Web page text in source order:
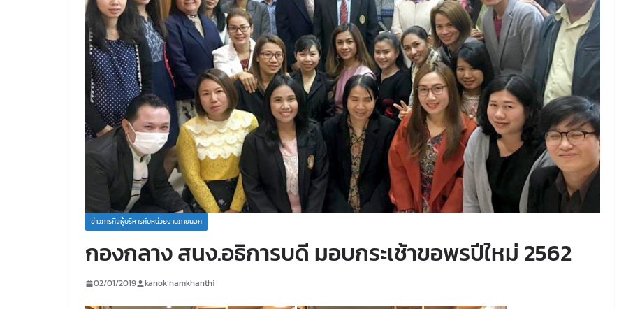
ข่าวภารกิจผู้บริหารกับหน่วยงานภายนอก
กองกลาง สนง.อธิการบดี มอบกระเช้าขอพรปีใหม่ 2562
02/01/2019 kanok namkhanthi